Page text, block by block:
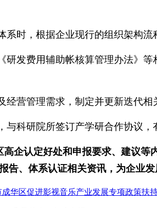
系时，根据企业现行的组织架构
研发费用辅助帐核算管理办法》
经营管理需求，制定并更新迭代相
与科研院所签订产学研合作协议
高企认定好处和申报要求、建议等
告、体系认证相关资讯，为企业发
华区促进影视音乐产业发展专项政策扶